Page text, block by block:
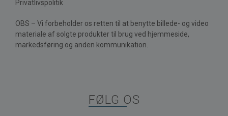
Privatlivspolitik
OBS – Vi forbeholder os retten til at benytte billede- og video
materiale af solgte produkter til brug ved hjemmeside,
markedsføring og anden kommunikation.
FØLG OS